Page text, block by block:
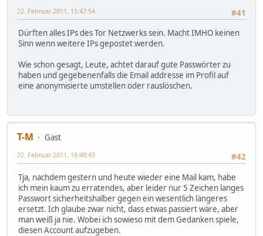
#41
22. Februar 2011, 15:47:54
Dürften alles IPs des Tor Netzwerks sein. Macht IMHO keinen
Sinn wenn weitere IPs gepostet werden.
Wie schon gesagt, Leute, achtet darauf gute Passwörter zu
haben und gegebenenfalls die Email addresse im Profil auf
eine anonymisierte umstellen oder rauslöschen.
T-M
Gast
#42
22. Februar 2011, 18:48:43
Tja, nachdem gestern und heute wieder eine Mail kam, habe
ich mein kaum zu erratendes, aber leider nur 5 Zeichen langes
Passwort sicherheitshalber gegen ein wesentlich längeres
ersetzt. Ich glaube zwar nicht, dass etwas passiert wäre, aber
man weiß ja nie. Wobei ich sowieso mit dem Gedanken spiele,
diesen Account aufzugeben.